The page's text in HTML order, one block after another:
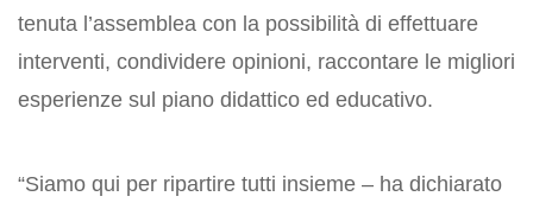
tenuta l’assemblea con la possibilità di effettuare
interventi, condividere opinioni, raccontare le migliori
esperienze sul piano didattico ed educativo.
“Siamo qui per ripartire tutti insieme – ha dichiarato